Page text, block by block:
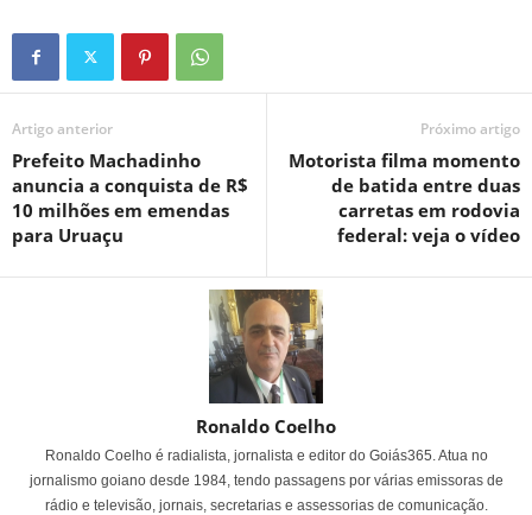
Artigo anterior
Prefeito Machadinho
anuncia a conquista de R$
10 milhões em emendas
para Uruaçu
Próximo artigo
Motorista filma momento
de batida entre duas
carretas em rodovia
federal: veja o vídeo
Ronaldo Coelho
Ronaldo Coelho é radialista, jornalista e editor do Goiás365. Atua no
jornalismo goiano desde 1984, tendo passagens por várias emissoras de
rádio e televisão, jornais, secretarias e assessorias de comunicação.